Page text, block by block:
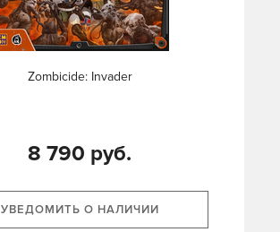
Zombicide: Invader
8 790 руб.
УВЕДОМИТЬ О НАЛИЧИИ